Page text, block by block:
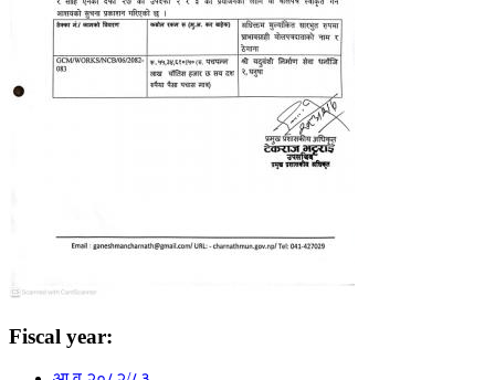
Fiscal year: